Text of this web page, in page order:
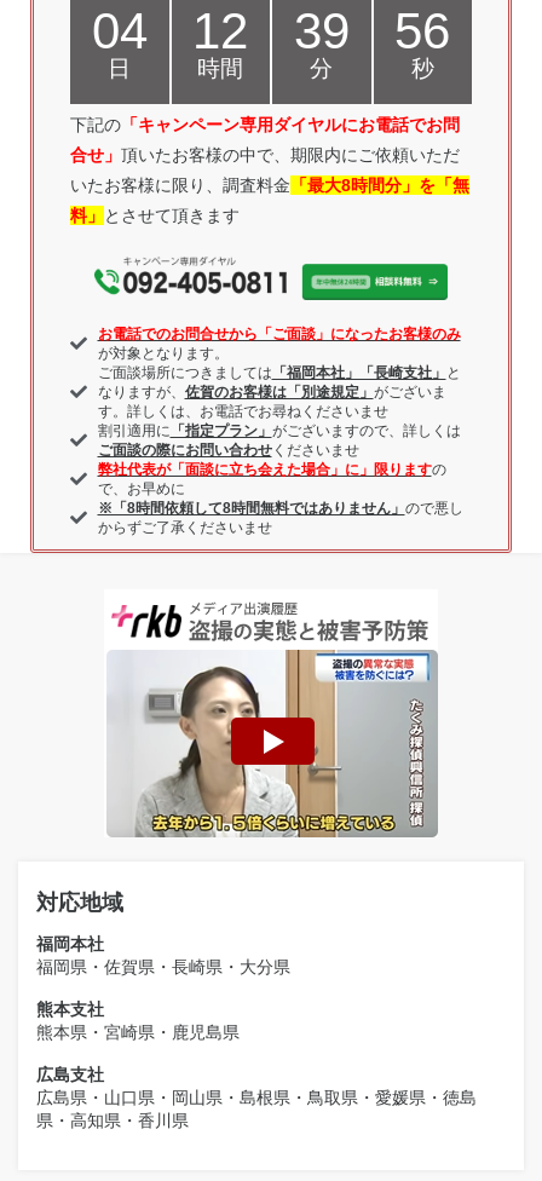
04
日
12
時間
39
分
55
秒
下記の 「キャンペーン専用ダイヤルにお電話でお問
合せ」 頂いたお客様の中で、期限内にご依頼いただ
いたお客様に限り、調査料金 「最大8時間分」を「無
料」 とさせて頂きます
お電話でのお問合せから「ご面談」になったお客様のみ
が対象となります。
ご面談場所につきましては 「福岡本社」「長崎支社」 と
なりますが、 佐賀のお客様は「別途規定」 がございま
す。詳しくは、お電話でお尋ねくださいませ
割引適用に 「指定プラン」 がございますので、詳しくは
ご面談の際にお問い合わせくださいませ
弊社代表が「面談に立ち会えた場合」に」限りますの
で、お早めに
※「8時間依頼して8時間無料ではありません」 ので悪し
からずご了承くださいませ
対応地域
福岡本社
福岡県・佐賀県・長崎県・大分県
熊本支社
熊本県・宮崎県・鹿児島県
広島支社
広島県・山口県・岡山県・島根県・鳥取県・愛媛県・徳島
県・高知県・香川県